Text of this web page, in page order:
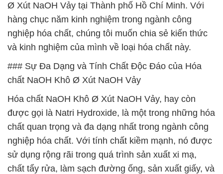
Ø Xút NaOH Vảy tại Thành phố Hồ Chí Minh. Với
hàng chục năm kinh nghiệm trong ngành công
nghiệp hóa chất, chúng tôi muốn chia sẻ kiến thức
và kinh nghiệm của mình về loại hóa chất này.
### Sự Đa Dạng và Tính Chất Độc Đáo của Hóa
chất NaOH Khô Ø Xút NaOH Vảy
Hóa chất NaOH Khô Ø Xút NaOH Vảy, hay còn
được gọi là Natri Hydroxide, là một trong những hóa
chất quan trọng và đa dạng nhất trong ngành công
nghiệp hóa chất. Với tính chất kiềm mạnh, nó được
sử dụng rộng rãi trong quá trình sản xuất xi mạ,
chất tẩy rửa, làm sạch đường ống, sản xuất giấy, và